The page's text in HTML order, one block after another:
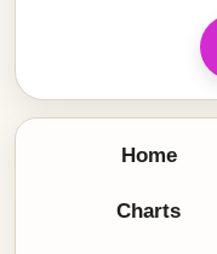
Home
Charts